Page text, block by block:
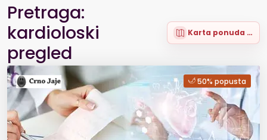
Pretraga:
kardioloski
pregled
Karta ponuda (84)
50% popusta